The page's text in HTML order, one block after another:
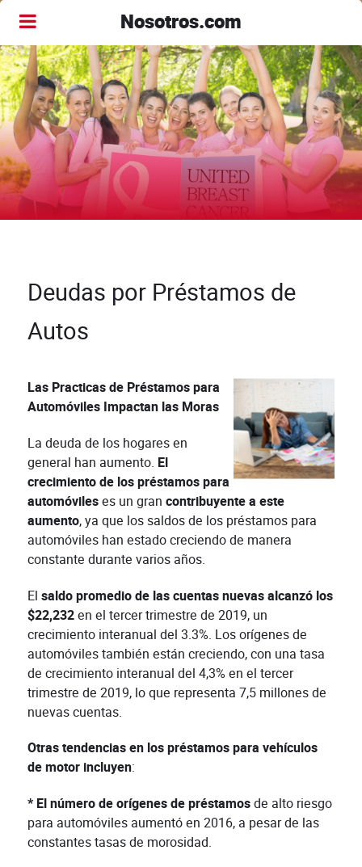
Nosotros.com
Deudas por Préstamos de
Autos
Las Practicas de Préstamos para
Automóviles Impactan las Moras
La deuda de los hogares en
general han aumento. El
crecimiento de los préstamos para
automóvileses un gran contribuyente a este
aumento, ya que los saldos de los préstamos para
automóviles han estado creciendo de manera
constante durante varios años.
El saldo promedio de las cuentas nuevas alcanzó los
$22,232en el tercer trimestre de 2019, un
crecimiento interanual del 3.3%. Los orígenes de
automóviles también están creciendo, con una tasa
de crecimiento interanual del 4,3% en el tercer
trimestre de 2019, lo que representa 7,5 millones de
nuevas cuentas.
Otras tendencias en los préstamos para vehículos
de motor incluyen:
* El número de orígenes de préstamosde alto riesgo
para automóviles aumentó en 2016, a pesar de las
constantes tasas de morosidad.